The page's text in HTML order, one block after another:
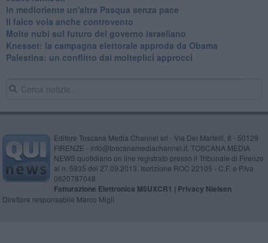
​In medioriente un'altra Pasqua senza pace
​Il falco vola anche controvento
Molte nubi sul futuro del governo israeliano
Knesset: la campagna elettorale approda da Obama
Palestina: un conflitto dai molteplici approcci
Editore Toscana Media Channel srl - Via Dei Martelli, 8 - 50129
FIRENZE - info@toscanamediachannel.it. TOSCANA MEDIA
NEWS quotidiano on line registrato presso il Tribunale di Firenze
al n. 5935 del 27.09.2013. Iscrizione ROC 22105 - C.F. e P.Iva
0620787048
Fatturazione Elettronica M5UXCR1 | Privacy Nielsen
Direttore responsabile Marco Migli